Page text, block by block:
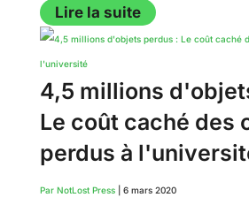
Lire la suite
4,5 millions
Le coût caché des
perdus à
Par NotLost Press| 6 mars 2020